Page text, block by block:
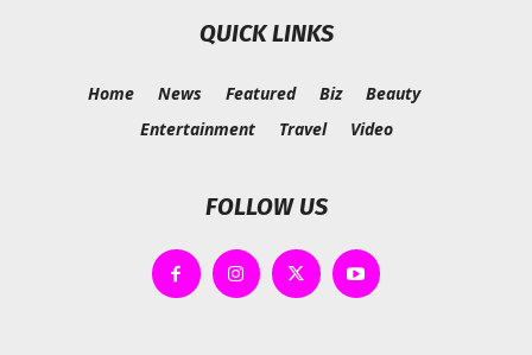
QUICK LINKS
Home News Featured Biz
Beauty
Entertainment
Travel Video
FOLLOW US